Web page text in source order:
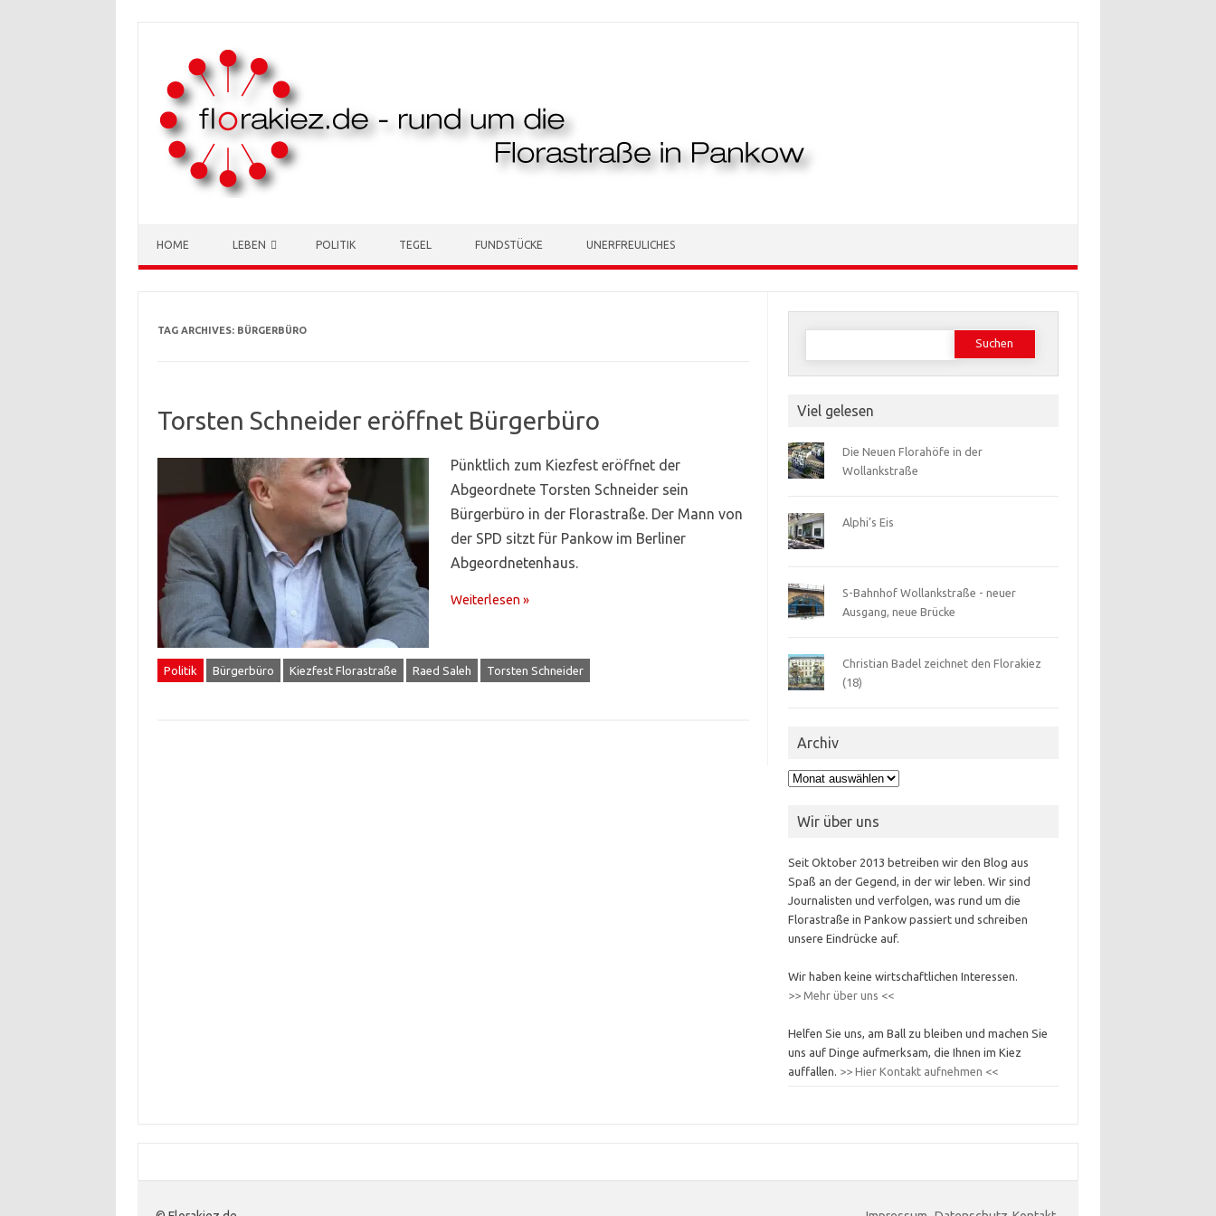
HOME LEBEN POLITIK TEGEL FUNDSTÜCKE UNERFREULICHES
TAG ARCHIVES: BÜRGERBÜRO
Torsten Schneider eröffnet Bürgerbüro
Pünktlich zum Kiezfest eröffnet der
Abgeordnete Torsten Schneider sein
Bürgerbüro in der Florastraße. Der Mann von
der SPD sitzt für Pankow im Berliner
Abgeordnetenhaus.
Weiterlesen »
Politik Bürgerbüro Kiezfest Florastraße Raed Saleh Torsten Schneider
Suchen
Viel gelesen
Die Neuen Florahöfe in der
Wollankstraße
Alphi’s Eis
S-Bahnhof Wollankstraße - neuer
Ausgang, neue Brücke
Christian Badel zeichnet den Florakiez
(18)
Archiv
Archiv
Wir über uns
Seit Oktober 2013 betreiben wir den Blog aus
Spaß an der Gegend, in der wir leben. Wir sind
Journalisten und verfolgen, was rund um die
Florastraße in Pankow passiert und schreiben
unsere Eindrücke auf.
Wir haben keine wirtschaftlichen Interessen.
>> Mehr über uns <<
Helfen Sie uns, am Ball zu bleiben und machen Sie
uns auf Dinge aufmerksam, die Ihnen im Kiez
auffallen. >> Hier Kontakt aufnehmen <<